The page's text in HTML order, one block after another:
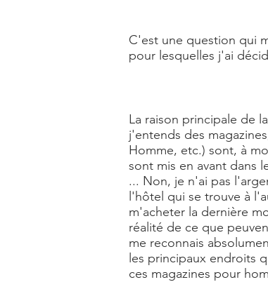
C'est une question qui
pour lesquelles j'ai
La raison principale de
j'entends des
Homme, etc.) sont, à
sont mis en avant dans
... Non, je n'ai pas
l'hôtel qui se trouve à
m'acheter la dernière
réalité de ce que
me reconnais
les principaux endroits
ces magazines pour